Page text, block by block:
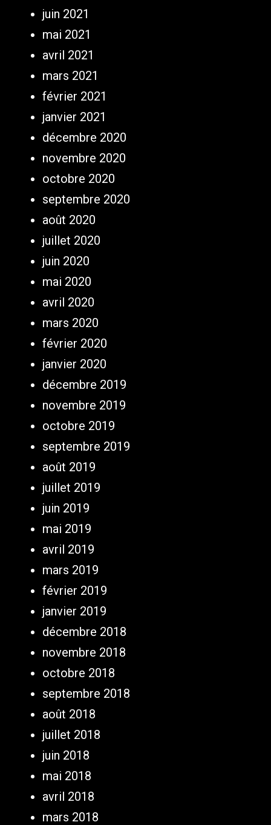
juin 2021
mai 2021
avril 2021
mars 2021
février 2021
janvier 2021
décembre 2020
novembre 2020
octobre 2020
septembre 2020
août 2020
juillet 2020
juin 2020
mai 2020
avril 2020
mars 2020
février 2020
janvier 2020
décembre 2019
novembre 2019
octobre 2019
septembre 2019
août 2019
juillet 2019
juin 2019
mai 2019
avril 2019
mars 2019
février 2019
janvier 2019
décembre 2018
novembre 2018
octobre 2018
septembre 2018
août 2018
juillet 2018
juin 2018
mai 2018
avril 2018
mars 2018